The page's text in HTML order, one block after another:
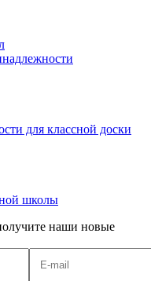
для классной доски
школы
наши новые